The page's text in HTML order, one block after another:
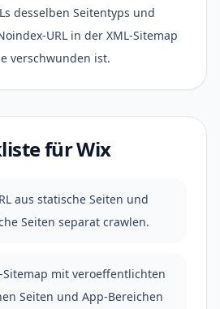
desselben Seitentyps und
URL in der XML-Sitemap
verschwunden ist.
für Wix
aus statische Seiten und
Seiten separat crawlen.
mit veroeffentlichten
Seiten und App-Bereichen